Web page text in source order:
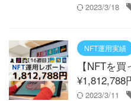
2023/3/18
NFT運用実績
【NFTを
¥1,812,788
2023/3/11